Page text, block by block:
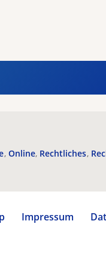
Online Rechtliches
Impressum